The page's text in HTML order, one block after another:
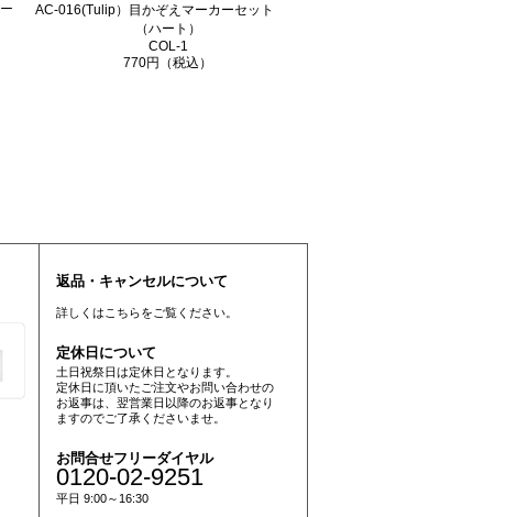
AC-016(Tulip）目かぞえマーカーセット
（ハート）
COL-1
770円（税込）
返品・キャンセルについて
詳しくは こちらをご覧ください。
定休日について
土日祝祭日は定休日となります。
定休日に頂いたご注文やお問い合わせの
お返事は、翌営業日以降のお返事となり
ますのでご了承くださいませ。
お問合せフリーダイヤル
0120-02-9251
平日 9:00～16:30